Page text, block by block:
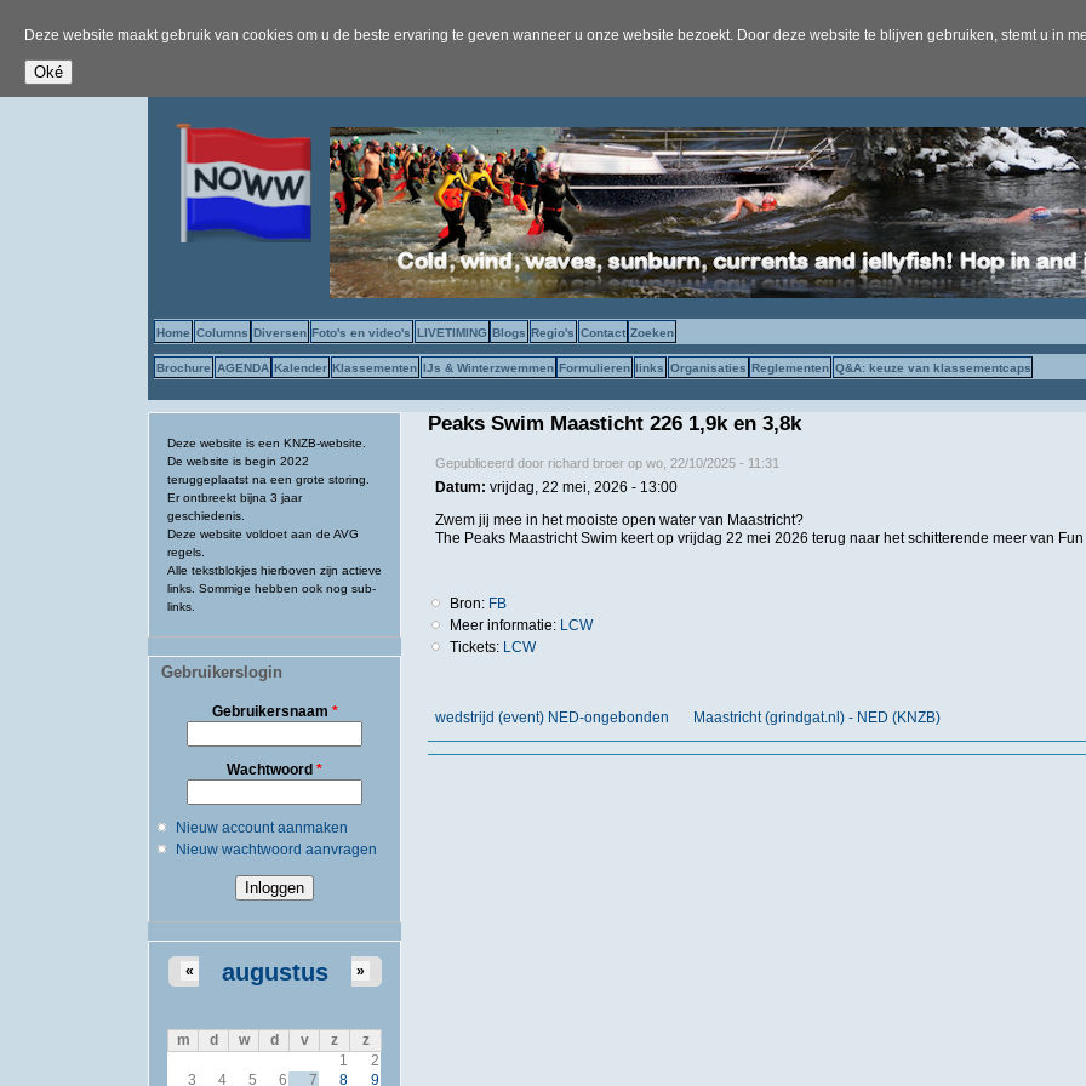
Deze website maakt gebruik van cookies om u de beste ervaring te geven wanneer u onze website bezoekt. Door deze website te blijven gebruiken, stemt u in
Home Columns Diversen Foto's en video's LIVETIMING Blogs Regio's Contact Zoeken
Brochure AGENDA Kalender Klassementen IJs & Winterzwemmen Formulieren links Organisaties Reglementen Q&A: keuze van klassementcaps
Deze website is een KNZB-website.
De website is begin 2022
teruggeplaatst na een grote storing.
Er ontbreekt bijna 3 jaar
geschiedenis.
Deze website voldoet aan de AVG
regels.
Alle tekstblokjes hierboven zijn actieve
links. Sommige hebben ook nog sub-
links.
Gebruikerslogin
Gebruikersnaam *
Wachtwoord *
Nieuw account aanmaken
Nieuw wachtwoord aanvragen
augustus
« »
m d w d v z
z
1
2
3
4 5 6 7 8
9
Peaks Swim Maasticht 226 1,9k en 3,8k
Gepubliceerd door richard broerop wo, 22/10/2025 - 11:31
Datum: vrijdag, 22 mei, 2026 - 13:00
Zwem jij mee in het mooiste open water van Maastricht?
The Peaks Maastricht Swim keert op vrijdag 22 mei 2026 terug naar het schitterende meer van
Bron: FB
Meer informatie: LCW
Tickets: LCW
wedstrijd (event) NED-ongebonden Maastricht (grindgat.nl) - NED (KNZB)